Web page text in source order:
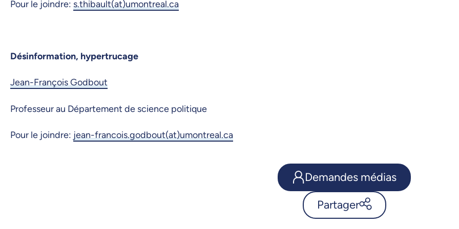
Pour le joindre: s.thibault(at)umontreal.ca
Désinformation, hypertrucage
Jean-François Godbout
Professeur au Département de science politique
Pour le joindre: jean-francois.godbout(at)umontreal.ca
Demandes médias
Partager